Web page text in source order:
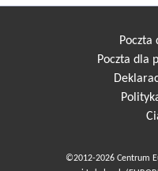
Poczta
Poczta dla
©2012-2026 Centrum